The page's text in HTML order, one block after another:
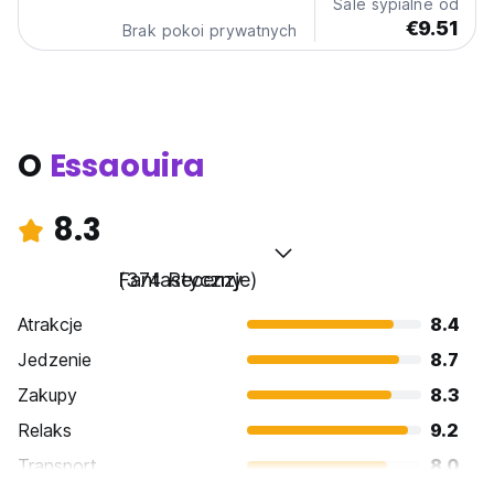
Brak pokoi prywatnych
Sale sypialne od
€9.51
O Essaouira
8.3
Fantastyczny
(374 Recenzje)
Atrakcje
8.4
Jedzenie
8.7
Zakupy
8.3
Relaks
9.2
Transport
8.0